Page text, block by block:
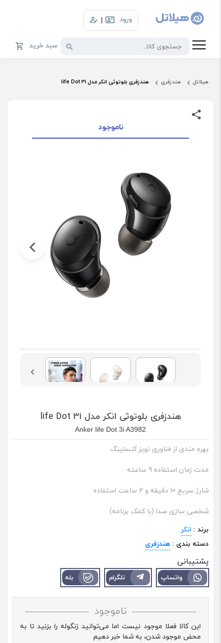
ورود |
سبد خرید
هیلاتل هندزفری هندزفری بلوتوثی انکر مدل life Dot 3i
ناموجود
هندزفری بلوتوثی انکر مدل life Dot 3i
Anker life Dot 3i A3982
بهره مندی از فناوری نویز کنسلینگ
مدت زمان استفاده 9 ساعته
شارژ سریع 10 دقیقه و 2 ساعت استفاده
شخصی سازی صدا (با کمک برنامه)
برند : انکر
دسته بندی : هندزفری
پشتیبانی
واتساپ تلگرام بله
ناموجود
این کالا فعلا موجود نیست اما می‌توانید زنگوله را بزنید تا به
محض موجود شدن، به شما خبر دهیم